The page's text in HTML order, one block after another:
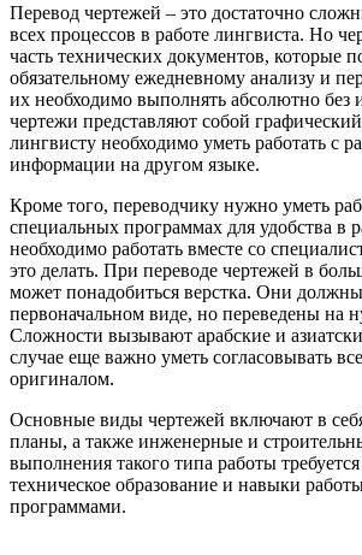
Перевод чертежей – это достаточно
всех процессов в работе лингвиста. Но
часть технических документов, которые
обязательному ежедневному анализу и
их необходимо выполнять абсолютно
чертежи представляют собой
лингвисту необходимо уметь работать с
информации на другом языке.
Кроме того, переводчику нужно уметь
специальных программах для удобства в
необходимо работать вместе со
это делать. При переводе чертежей в
может понадобиться верстка. Они
первоначальном виде, но переведены на
Сложности вызывают арабские и
случае еще важно уметь согласовывать
оригиналом.
Основные виды чертежей включают в
планы, а также инженерные и
выполнения такого типа работы
техническое образование и навыки
программами.